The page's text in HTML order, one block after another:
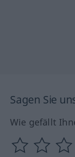
Sagen Sie
Wie gefällt